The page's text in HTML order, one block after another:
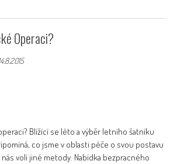
Operaci?
Blížící se léto a výběr letního šatníku
co jsme v oblasti péče o svou postavu
nás volí jiné metody. Nabídka bezpracného